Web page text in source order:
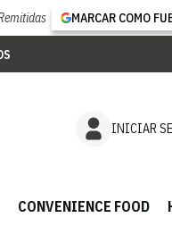
MARCAR COMO
INICIAR
CONVENIENCE FOOD